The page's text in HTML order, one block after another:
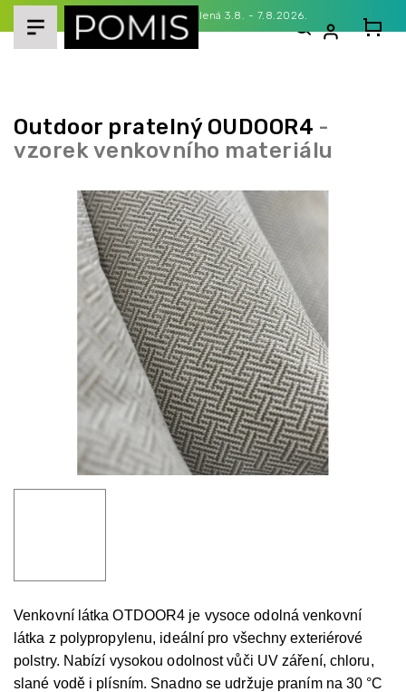
Přejít
Celozávodní dovolená 3.8. - 7.8.2026.
Outdoor pratelný OUDOOR4 -
vzorek venkovního materiálu
Venkovní látka OTDOOR4 je vysoce odolná venkovní
látka z polypropylenu, ideální pro všechny exteriérové
polstry. Nabízí vysokou odolnost vůči UV záření, chloru,
slané vodě i plísním. Snadno se udržuje praním na 30 °C